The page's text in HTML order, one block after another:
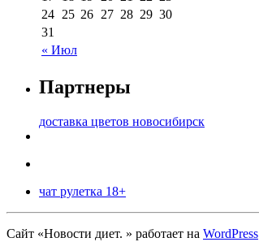
« Июл
24 25 26 27 28 29 30
31
Партнеры
доставка цветов новосибирск
чат рулетка 18+
Сайт «Новости диет. » работает на WordPress